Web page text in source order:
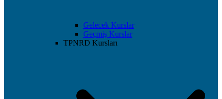
Gelecek Kurslar
Geçmiş Kurslar
TPNRD Kursları